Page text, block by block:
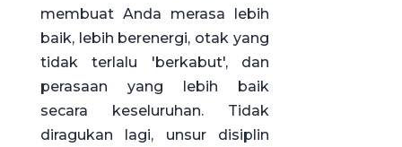
membuat Anda merasa lebih
baik, lebih berenergi, otak yang
tidak terlalu 'berkabut', dan
perasaan yang lebih baik
secara keseluruhan. Tidak
diragukan lagi, unsur disiplin